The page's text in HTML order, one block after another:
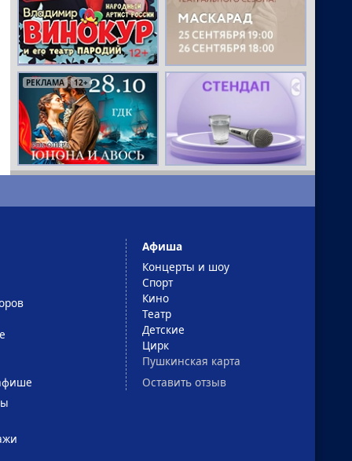
РЕКЛАМА 12+
Афиша
Концерты и шоу
Спорт
Кино
Театр
Детские
Цирк
Пушкинская карта
Оставить отзыв